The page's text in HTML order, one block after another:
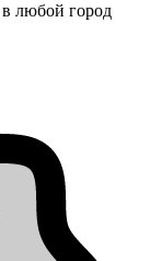
любой город